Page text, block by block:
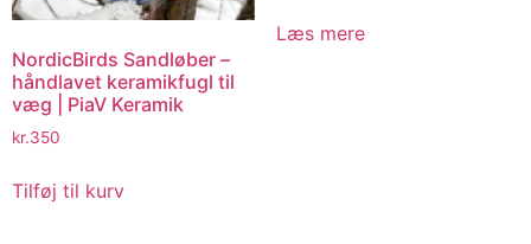
NordicBirds Sandløber –
håndlavet keramikfugl til
væg | PiaV Keramik
kr.350
Tilføj til kurv
Læs mere